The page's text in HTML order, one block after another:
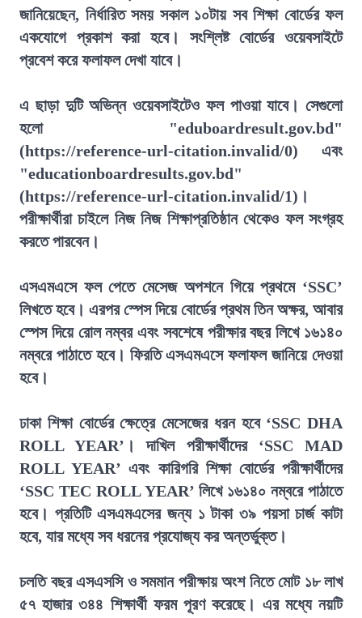
জানিয়েছেন, নির্ধারিত সময় সকাল ১০টায় সব শিক্ষা বোর্ডের ফল
একযোগে প্রকাশ করা হবে। সংশ্লিষ্ট বোর্ডের ওয়েবসাইটে
প্রবেশ করে ফলাফল দেখা যাবে।
এ ছাড়া দুটি অভিন্ন ওয়েবসাইটেও ফল পাওয়া যাবে। সেগুলো
হলো "eduboardresult.gov.bd"
(https://reference-url-citation.invalid/0) এবং
"educationboardresults.gov.bd"
(https://reference-url-citation.invalid/1)।
পরীক্ষার্থীরা চাইলে নিজ নিজ শিক্ষাপ্রতিষ্ঠান থেকেও ফল সংগ্রহ
করতে পারবেন।
এসএমএসে ফল পেতে মেসেজ অপশনে গিয়ে প্রথমে ‘SSC’
লিখতে হবে। এরপর স্পেস দিয়ে বোর্ডের প্রথম তিন অক্ষর, আবার
স্পেস দিয়ে রোল নম্বর এবং সবশেষে পরীক্ষার বছর লিখে ১৬১৪০
নম্বরে পাঠাতে হবে। ফিরতি এসএমএসে ফলাফল জানিয়ে দেওয়া
হবে।
ঢাকা শিক্ষা বোর্ডের ক্ষেত্রে মেসেজের ধরন হবে ‘SSC DHA
ROLL YEAR’। দাখিল পরীক্ষার্থীদের ‘SSC MAD
ROLL YEAR’ এবং কারিগরি শিক্ষা বোর্ডের পরীক্ষার্থীদের
‘SSC TEC ROLL YEAR’ লিখে ১৬১৪০ নম্বরে পাঠাতে
হবে। প্রতিটি এসএমএসের জন্য ১ টাকা ৩৯ পয়সা চার্জ কাটা
হবে, যার মধ্যে সব ধরনের প্রযোজ্য কর অন্তর্ভুক্ত।
চলতি বছর এসএসসি ও সমমান পরীক্ষায় অংশ নিতে মোট ১৮ লাখ
৫৭ হাজার ৩৪৪ শিক্ষার্থী ফরম পূরণ করেছে। এর মধ্যে নয়টি